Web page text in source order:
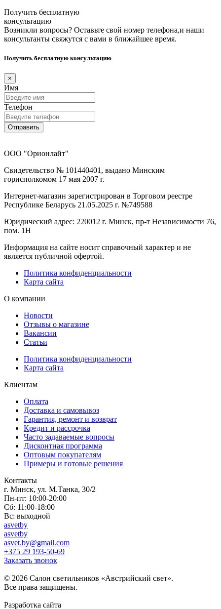
Получить бесплатную
консультацию
Возникли вопросы? Оставьте свой номер телефона,и наши
консультанты свяжутся с вами в ближайшее время.
Получить бесплатную консультацию
×
Имя
Телефон
Отправить
ООО "Орионлайт"
Свидетельство № 101440401, выдано Минским
горисполкомом 17 мая 2007 г.
Интернет-магазин зарегистрирован в Торговом реестре
Республике Беларусь 21.05.2025 г. №749588
Юридический адрес: 220012 г. Минск, пр-т Независимости 76,
пом. 1Н
Информация на сайте носит справочный характер и не
является публичной офертой.
Политика конфиденциальности
Карта сайта
О компании
Новости
Отзывы о магазине
Вакансии
Статьи
Политика конфиденциальности
Карта сайта
Клиентам
Оплата
Доставка и самовывоз
Гарантия, ремонт и возврат
Кредит и рассрочка
Часто задаваемые вопросы
Дисконтная программа
Оптовым покупателям
Примеры и готовые решения
Контакты
г. Минск, ул. М.Танка, 30/2
Пн-пт: 10:00-20:00
Сб: 11:00-18:00
Вс: выходной
asvetby
asvetby
asvet.by@gmail.com
+375 29 193-50-69
Заказать звонок
© 2026 Салон светильников «Австрийский свет».
Все права защищены.
Разработка сайта